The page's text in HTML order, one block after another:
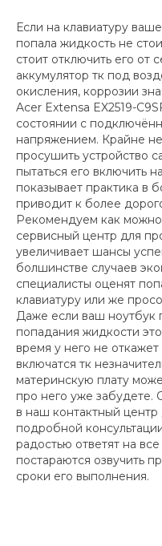
Если на клавиатуру
попала жидкость не
стоит отключить его от
аккумулятор тк под
окисления, коррозии
Acer Extensa EX2519-
состоянии с
напряжением. Крайне
просушить устройство
пытаться его включить
показывает практика в
приводит к более
Рекомендуем как
сервисный центр для
увеличивает шансы
болшинстве случаев
специалисты оценят
клавиатуру или же
Даже если ваш ноутбук
попадания жидкости
время у него не
включатся тк
материнскую плату
про него уже забудете.
в наш контактный
подробной
радостью ответят на
постараются озвучить
сроки его выполнения.